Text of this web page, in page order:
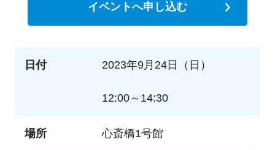
イベントへ申し込む
日付 2023年9月24日（日）
12:00～14:30
場所 心斎橋1号館